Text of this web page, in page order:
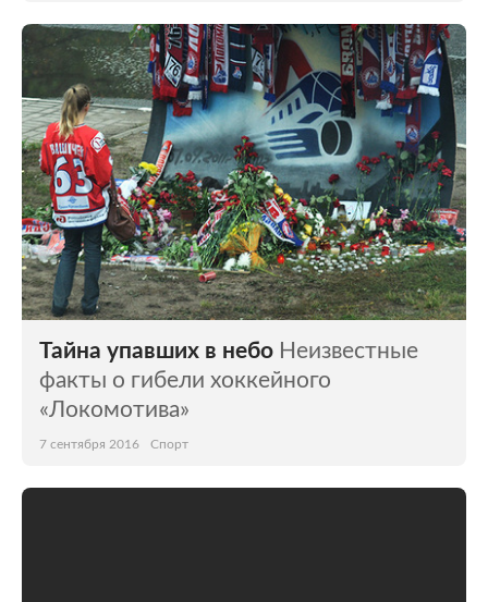
Тайна упавших в небо Неизвестные
факты о гибели хоккейного
«Локомотива»
7 сентября 2016 Спорт